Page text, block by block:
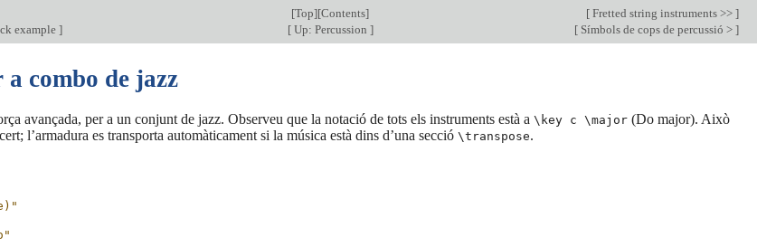
[Top][Contents] [ Fretted string instruments >> ]
example] [Up: Percussion ] [ Símbols de cops de percussió > ]
combo de jazz
avançada, per a un conjunt de jazz. Observeu que la notació de tots els instruments està a \key c \major (Do major). Això
l’armadura es transporta automàticament si la música està dins d’una secció \transpose.